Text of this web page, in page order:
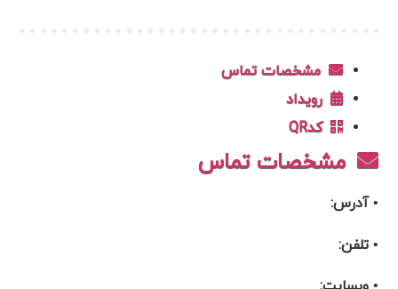
مشخصات تماس
رویداد
کدQR
مشخصات تماس
• آدرس:
• تلفن: